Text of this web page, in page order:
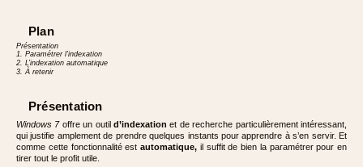
Plan
Présentation
1. Paramétrer l’indexation
2. L’indexation automatique
3. À retenir
Présentation
Windows 7offre un outild’indexation et de recherche particulièrement intéressant,
qui justifie amplement de prendre quelques instants pour apprendre à s’en servir. Et
comme cette fonctionnalité est automatique, il suffit de bien la paramétrer pour en
tirer tout le profit utile.